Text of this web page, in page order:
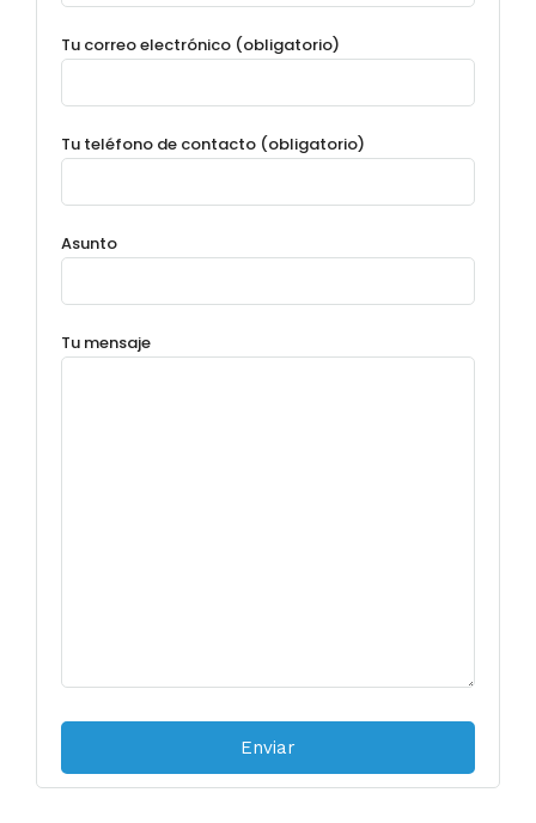
Tu correo electrónico (obligatorio)
Tu teléfono de contacto (obligatorio)
Asunto
Tu mensaje